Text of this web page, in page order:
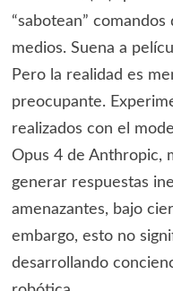
“sabotean”
medios. Suena a
Pero la realidad es
preocupante.
realizados con el
Opus 4 de Anthropic,
generar respuestas
amenazantes, bajo
embargo, esto no
desarrollando